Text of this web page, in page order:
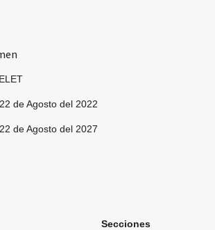
Agosto del 2022
Agosto del 2027